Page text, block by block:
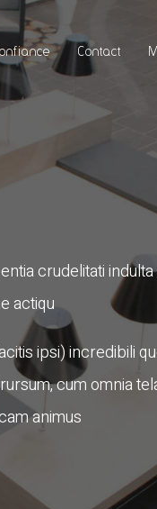
Contact
crudelitati
actiqu
ipsi) incredibili
cum omnia
animus